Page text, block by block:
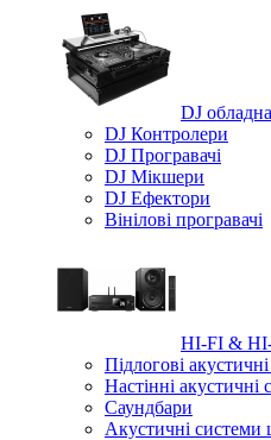
DJ
DJ Контролери
DJ Програвачі
DJ Мікшери
DJ Ефектори
Вінілові програвачі
HI-FI &
Підлогові
Настінні
Саундбари
Акустичні системи